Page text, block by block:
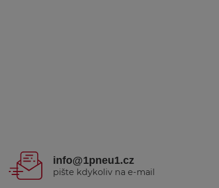
info@1pneu1.cz
pište kdykoliv na e-mail